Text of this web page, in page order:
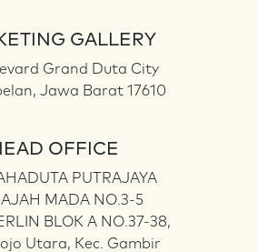
GALLERY
Grand Duta City
Jawa Barat 17610
OFFICE
PUTRAJAYA
MADA NO.3-5
BLOK A NO.37-38,
Utara, Kec. Gambir